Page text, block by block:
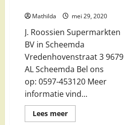
Mathilda mei 29, 2020
J. Roossien Supermarkten
BV in Scheemda
Vredenhovenstraat 3 9679
AL Scheemda Bel ons
op: 0597-453120 Meer
informatie vind...
Lees meerLees
meer